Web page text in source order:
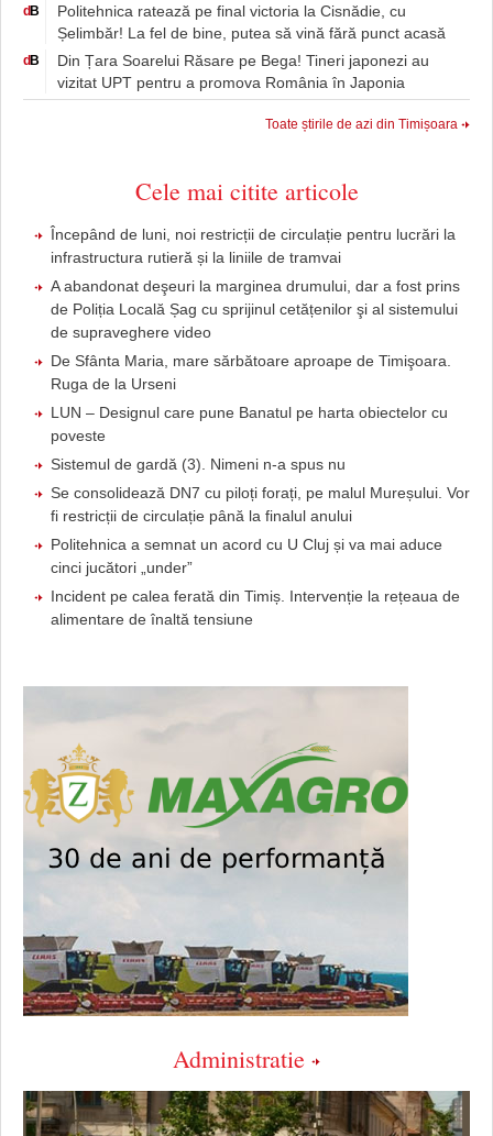
d B
Politehnica ratează pe final victoria la Cisnădie, cu
Șelimbăr! La fel de bine, putea să vină fără punct acasă
d B
Din Țara Soarelui Răsare pe Bega! Tineri japonezi au
vizitat UPT pentru a promova România în Japonia
Toate știrile de azi din Timișoara
Cele mai citite articole
Începând de luni, noi restricții de circulație pentru lucrări la
infrastructura rutieră și la liniile de tramvai
A abandonat deşeuri la marginea drumului, dar a fost prins
de Poliția Locală Șag cu sprijinul cetățenilor şi al sistemului
de supraveghere video
De Sfânta Maria, mare sărbătoare aproape de Timişoara.
Ruga de la Urseni
LUN – Designul care pune Banatul pe harta obiectelor cu
poveste
Sistemul de gardă (3). Nimeni n-a spus nu
Se consolidează DN7 cu piloți forați, pe malul Mureșului. Vor
fi restricții de circulație până la finalul anului
Politehnica a semnat un acord cu U Cluj și va mai aduce
cinci jucători „under”
Incident pe calea ferată din Timiș. Intervenție la rețeaua de
alimentare de înaltă tensiune
Administratie